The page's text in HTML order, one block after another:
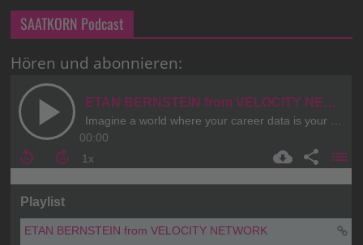
SAATKORN Podcast
Hören und abonnieren: